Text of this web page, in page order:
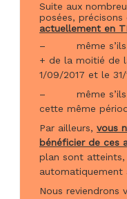
Suite aux
posées, précisons
actuellement en
– même s’ils
+ de la moitié de
1/09/2017 et le 31/
– même s’ils
cette même
Par ailleurs, vous
bénéficier de ces
plan sont
automatiquement
Nous reviendrons